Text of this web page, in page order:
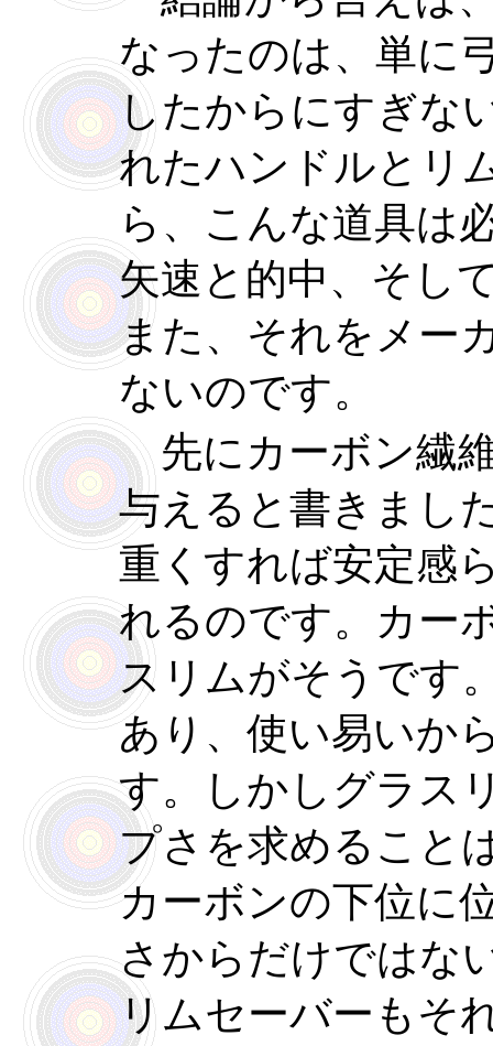
なったのは、単に
したからにすぎな
れたハンドルとリ
ら、こんな道具は
矢速と的中、そし
また、それをメー
ないのです。
先にカーボン繊
与えると書きまし
重くすれば安定感
れるのです。カー
スリムがそうです
あり、使い易いか
す。しかしグラス
プさを求めること
カーボンの下位に
さからだけではな
リムセーバーもそ